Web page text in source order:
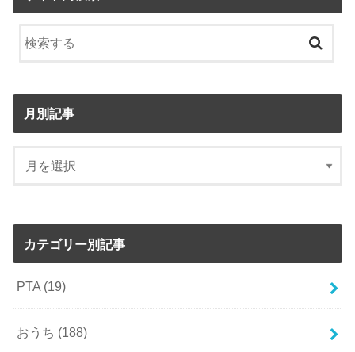
月別記事
カテゴリー別記事
PTA (19)
おうち (188)